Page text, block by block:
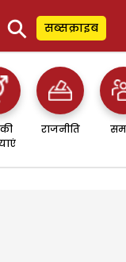
⚲ सब्सक्राइब
राजनीति